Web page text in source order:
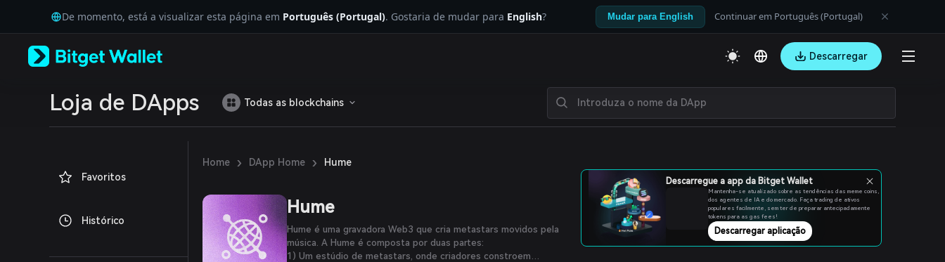
Tiếng Việt
Русский
Español (Latinoamérica)
Português (Portugal)
Bahasa Indonesia
De momento, está a visualizar esta página em Português (Portugal). Gostaria de mudar para English? Mudar para English Continuar em Português (Portugal)
Descarregar
Loja de DApps Todas as blockchains
Favoritos
Histórico
Home › DApp Home › Hume
Hume
Hume é uma gravadora Web3 que cria metastars movidos pela
música. A Hume é composta por duas partes:
1) Um estúdio de metastars, onde criadores constroem
Descarregue a app da Bitget Wallet
Mantenha-se atualizado sobre as tendências das meme coins,
dos agentes de IA e do mercado. Faça trading de ativos
populares facilmente, sem ter de preparar antecipadamente
tokens para as gas fees!
Descarregar aplicação